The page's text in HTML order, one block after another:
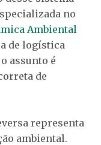
no
Ambiental
de logística
assunto é
de
representa
ambiental.